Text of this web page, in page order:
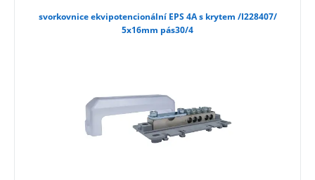
svorkovnice ekvipotencionální EPS 4A s krytem /I228407/
5x16mm pás30/4